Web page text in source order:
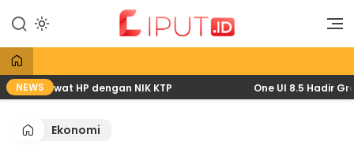
konten
Liput
Liputan Digital
NEWS
lewat HP dengan NIK KTP One UI 8.5 Hadir
Ekonomi